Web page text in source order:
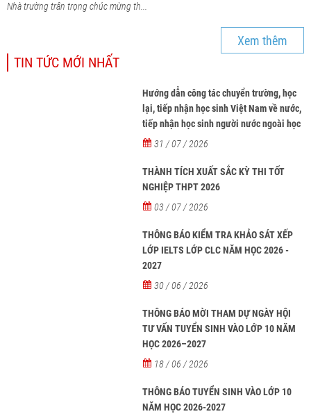
Nhà trường trân trọng chúc mừng th...
Xem thêm
TIN TỨC MỚI NHẤT
Hướng dẫn công tác chuyển trường, học
lại, tiếp nhận học sinh Việt Nam về nước,
tiếp nhận học sinh người nước ngoài học
tại các trường từ năm học 2026-2027
31 / 07 / 2026
THÀNH TÍCH XUẤT SẮC KỲ THI TỐT
NGHIỆP THPT 2026
03 / 07 / 2026
THÔNG BÁO KIỂM TRA KHẢO SÁT XẾP
LỚP IELTS LỚP CLC NĂM HỌC 2026 -
2027
30 / 06 / 2026
THÔNG BÁO MỜI THAM DỰ NGÀY HỘI
TƯ VẤN TUYỂN SINH VÀO LỚP 10 NĂM
HỌC 2026–2027
18 / 06 / 2026
THÔNG BÁO TUYỂN SINH VÀO LỚP 10
NĂM HỌC 2026-2027